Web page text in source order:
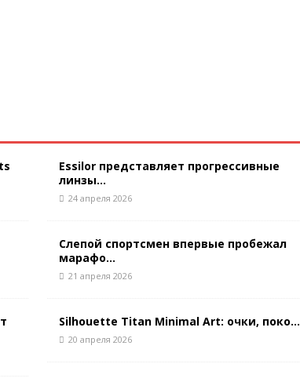
Essilor представляет прогрессивные
линзы...
24 апреля 2026
Слепой спортсмен впервые пробежал
марафо...
21 апреля 2026
Silhouette Titan Minimal Art: очки, поко...
20 апреля 2026